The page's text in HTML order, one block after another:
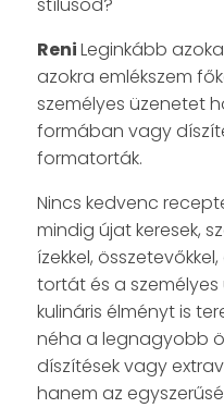
ReniLeginkább
azokra emlékszem
személyes üzenetet
formában vagy
formatorták.
Nincs kedvenc
mindig újat keresek,
ízekkel,
tortát és a
kulináris élményt is
néha a legnagyobb
díszítések vagy
hanem az